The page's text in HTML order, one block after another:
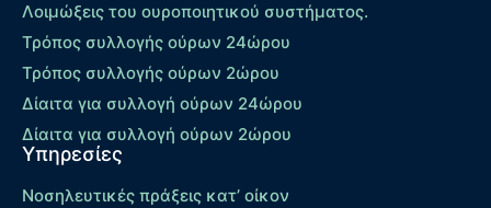
Λοιμώξεις του ουροποιητικού συστήματος.
Τρόπος συλλογής ούρων 24ώρου
Τρόπος συλλογής ούρων 2ώρου
Δίαιτα για συλλογή ούρων 24ώρου
Δίαιτα για συλλογή ούρων 2ώρου
Υπηρεσίες
Νοσηλευτικές πράξεις κατ’ οίκον